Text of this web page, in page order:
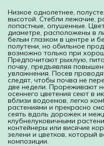
Низкое однолетнее,
высотой. Стебли лежачие,
лопастные, опушенные.
диаметре, расположены в
белым глазком в центре и
полутени, но обильное
возможно только при
Предпочитают рыхлую,
почву, предъявляя
увлажнения. Посев
следят, чтобы почва не
две недели. Прореживают
осеннего цветения сеют в
вблизи водоемов, легко
растениями и прекрасно
сеять вдоль дорожек и
клубнелуковичными
контейнеры или висячие
зелени и цветков, который
композиции.